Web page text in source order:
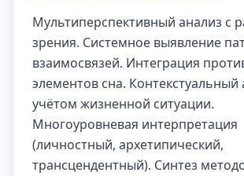
Мультиперспективный анализ с
зрения. Системное выявление
взаимосвязей. Интеграция
элементов сна. Контекстуальный
учётом жизненной ситуации.
Многоуровневая интерпретация
(личностный, архетипический,
трансцендентный). Синтез